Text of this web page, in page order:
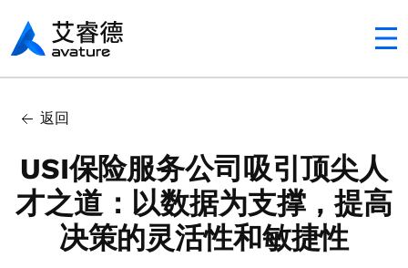
Avaturehcm
返回
USI保险服务公司吸引顶尖人
才之道：以数据为支撑，提高
决策的灵活性和敏捷性